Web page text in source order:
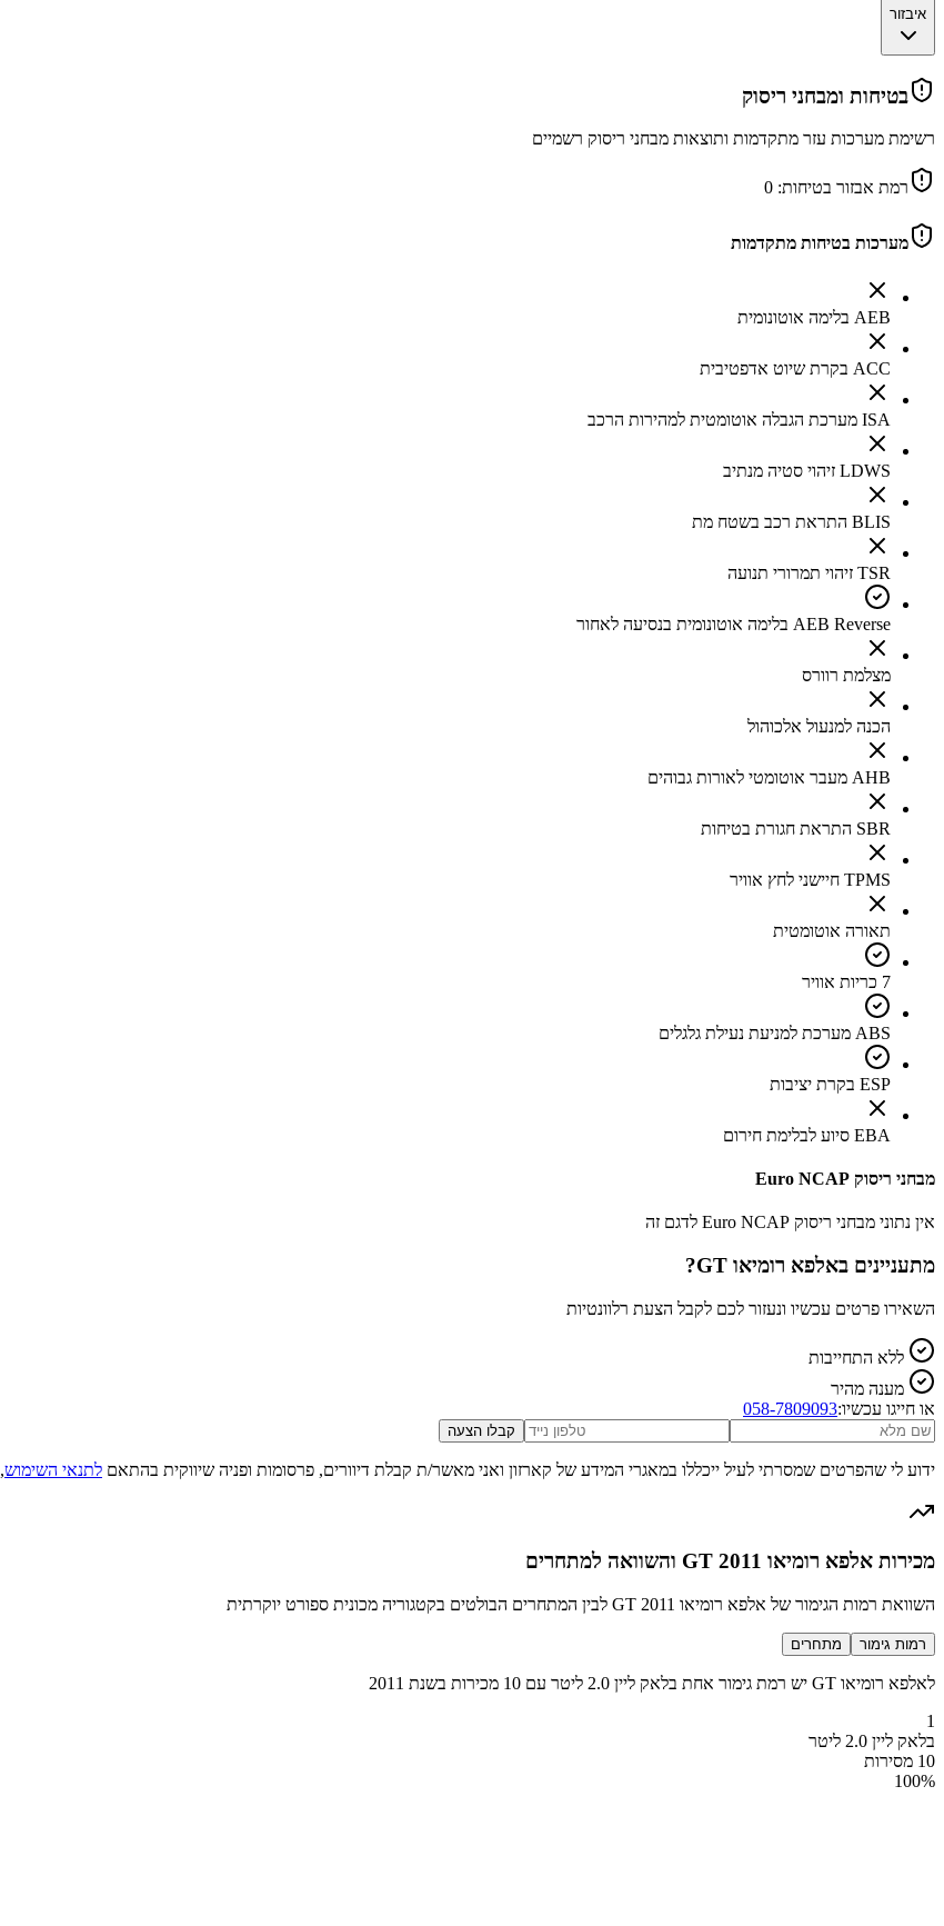
איבזור
בטיחות ומבחני ריסוק
רשימת מערכות עזר מתקדמות ותוצאות מבחני ריסוק רשמיים
רמת אבזור בטיחות: 0
מערכות בטיחות מתקדמות
AEB בלימה אוטונומית
ACC בקרת שיוט אדפטיבית
ISA מערכת הגבלה אוטומטית למהירות הרכב
LDWS זיהוי סטיה מנתיב
BLIS התראת רכב בשטח מת
TSR זיהוי תמרורי תנועה
AEB Reverse בלימה אוטונומית בנסיעה לאחור
מצלמת רוורס
הכנה למנעול אלכוהול
AHB מעבר אוטומטי לאורות גבוהים
SBR התראת חגורת בטיחות
TPMS חיישני לחץ אוויר
תאורה אוטומטית
7 כריות אוויר
ABS מערכת למניעת נעילת גלגלים
ESP בקרת יציבות
EBA סיוע לבלימת חירום
מבחני ריסוק Euro NCAP
אין נתוני מבחני ריסוק Euro NCAP לדגם זה
מתעניינים באלפא רומיאו GT ?
השאירו פרטים עכשיו ונעזור לכם לקבל הצעת רלוונטיות
ללא התחייבות
מענה מהיר
או חייגו עכשיו:058-7809093
קבלו הצעה
ידוע לי שהפרטים שמסרתי לעיל ייכללו במאגרי המידע של קארזון ואני מאשר/ת קבלת דיוורים, פרסומות ופניה שיווקית בהתאם לתנאי השימוש,
מכירות אלפא רומיאו GT 2011 והשוואה למתחרים
השוואת רמות הגימור של אלפא רומיאו GT 2011 לבין המתחרים הבולטים בקטגוריה מכונית ספורט יוקרתית
רמות גימור מתחרים
לאלפא רומיאו GT יש רמת גימור אחת בלאק ליין 2.0 ליטר עם 10 מכירות בשנת 2011
1
בלאק ליין 2.0 ליטר
10 מסירות
100%